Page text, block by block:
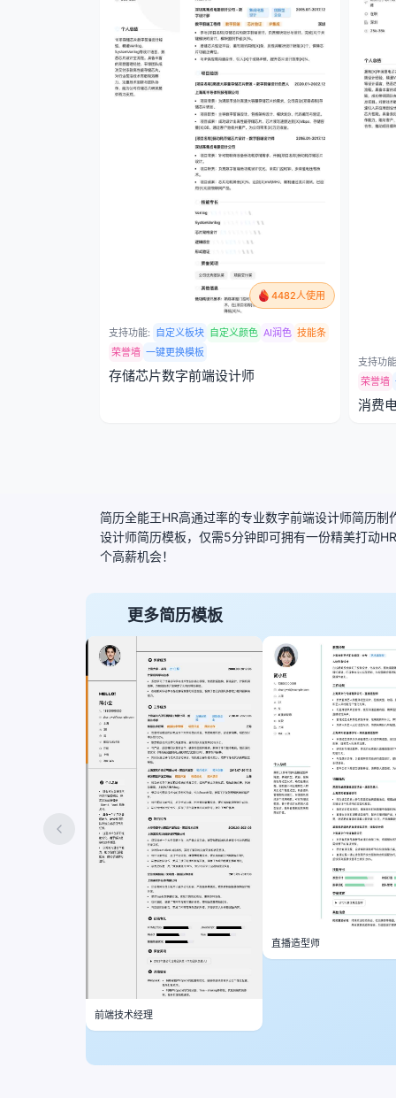
4482人使用
支持功能: 自定义板块 自定义颜色 AI润色 技能条
荣誉墙 一键更换模板
存储芯片数字前端设计师
支持功
荣誉墙
消费
简历全能王HR高通过率的专业数字前端设计师简历
设计师简历模板，仅需5分钟即可拥有一份精美打动
个高薪机会！
更多简历模板
前端技术经理
直播造型师